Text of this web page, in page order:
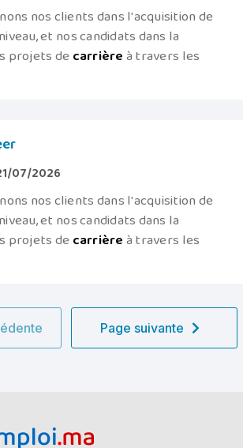
nos clients dans l'acquisition de
et nos candidats dans la
projets de carrièreà travers les
07/2026
nos clients dans l'acquisition de
et nos candidats dans la
projets de carrièreà travers les
Page suivante